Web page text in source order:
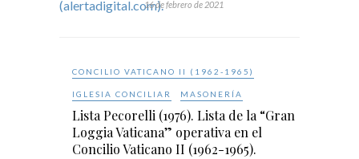
16 de febrero de 2021
CONCILIO VATICANO II (1962-1965)
IGLESIA CONCILIAR MASONERÍA
Lista Pecorelli (1976). Lista de la “Gran
Loggia Vaticana” operativa en el
Concilio Vaticano II (1962-1965).